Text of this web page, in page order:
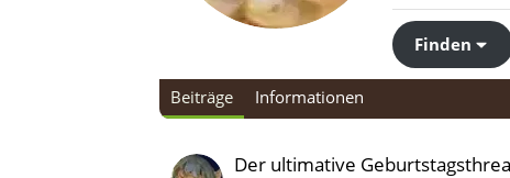
Finden
Beiträge Informationen
Der ultimative